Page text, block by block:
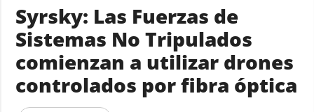
TODAS LAS
CATEGORÍAS
Guerra
Reconstrucción
AGENCIA
sobre la agencia
contacto
condiciones de
Syrsky: Las Fuerzas de
Sistemas No Tripulados
comienzan a utilizar drones
controlados por fibra óptica